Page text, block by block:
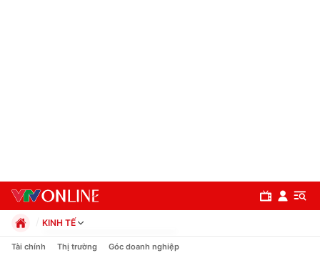
KINH TẾ
Chính trị
Tài chính Thị trường Góc doanh nghiệp